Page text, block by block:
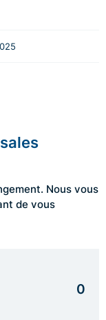
Nous vous
de vous
0